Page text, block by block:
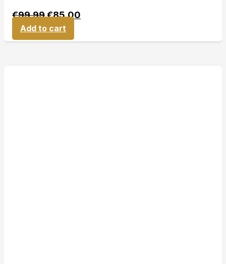
€99,99€85,00
Add to cart